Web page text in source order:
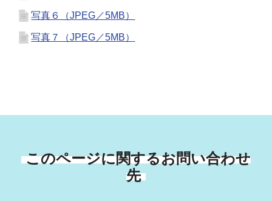
写真６（JPEG／5MB）
写真７（JPEG／5MB）
このページに関するお問い合わせ
先